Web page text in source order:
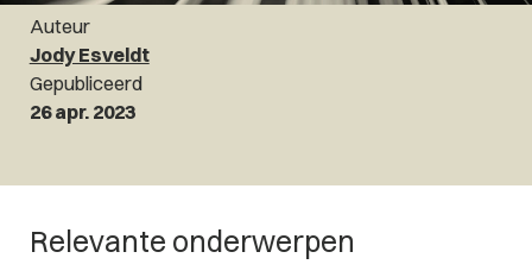
Auteur
Jody Esveldt
Gepubliceerd
26 apr. 2023
Relevante onderwerpen